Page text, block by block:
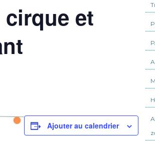
et
Ajouter au calendrier